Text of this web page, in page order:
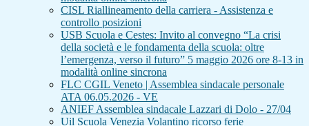
CISL Riallineamento della carriera - Assistenza e
controllo posizioni
USB Scuola e Cestes: Invito al convegno “La crisi
della società e le fondamenta della scuola: oltre
l’emergenza, verso il futuro” 5 maggio 2026 ore 8-13 in
modalità online sincrona
FLC CGIL Veneto | Assemblea sindacale personale
ATA 06.05.2026 - VE
ANIEF Assemblea sindacale Lazzari di Dolo - 27/04
Uil Scuola Venezia Volantino ricorso ferie